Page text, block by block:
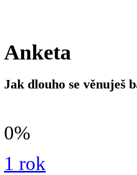
Anketa
Jak dlouho se věnuješ
0%
1 rok